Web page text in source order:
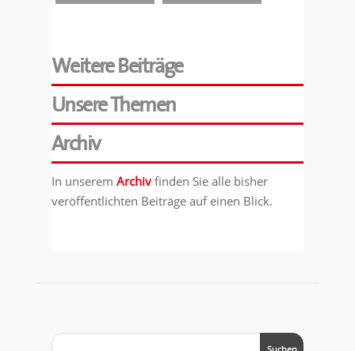
Weitere Beiträge
Unsere Themen
Archiv
In unserem Archiv finden Sie alle bisher
veröffentlichten Beiträge auf einen Blick.